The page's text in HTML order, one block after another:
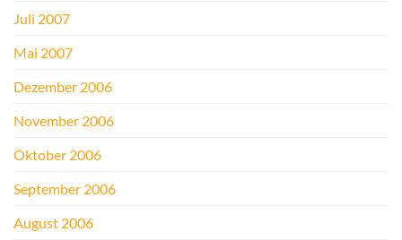
Juli 2007
Mai 2007
Dezember 2006
November 2006
Oktober 2006
September 2006
August 2006